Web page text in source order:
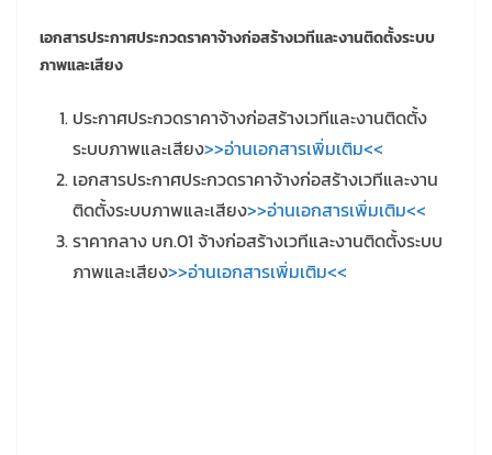
เอกสารประกาศประกวดราคาจ้างก่อสร้างเวทีและงานติดตั้งระบบ
ภาพและเสียง
ประกาศประกวดราคาจ้างก่อสร้างเวทีและงานติดตั้ง
ระบบภาพและเสียง>>อ่านเอกสารเพิ่มเติม<<
เอกสารประกาศประกวดราคาจ้างก่อสร้างเวทีและงาน
ติดตั้งระบบภาพและเสียง>>อ่านเอกสารเพิ่มเติม<<
ราคากลาง บก.01 จ้างก่อสร้างเวทีและงานติดตั้งระบบ
ภาพและเสียง>>อ่านเอกสารเพิ่มเติม<<